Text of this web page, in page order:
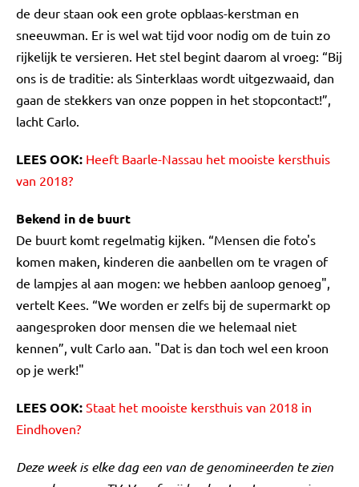
de deur staan ook een grote opblaas-kerstman en
sneeuwman. Er is wel wat tijd voor nodig om de tuin zo
rijkelijk te versieren. Het stel begint daarom al vroeg: “Bij
ons is de traditie: als Sinterklaas wordt uitgezwaaid, dan
gaan de stekkers van onze poppen in het stopcontact!”,
lacht Carlo.
LEES OOK: Heeft Baarle-Nassau het mooiste kersthuis
van 2018?
Bekend in de buurt
De buurt komt regelmatig kijken. “Mensen die foto's
komen maken, kinderen die aanbellen om te vragen of
de lampjes al aan mogen: we hebben aanloop genoeg",
vertelt Kees. “We worden er zelfs bij de supermarkt op
aangesproken door mensen die we helemaal niet
kennen”, vult Carlo aan. "Dat is dan toch wel een kroon
op je werk!"
LEES OOK: Staat het mooiste kersthuis van 2018 in
Eindhoven?
Deze week is elke dag een van de genomineerden te zien